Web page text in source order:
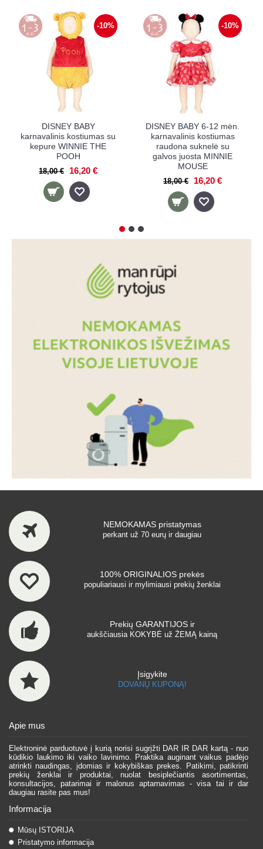
-10%
DISNEY BABY
karnavalinis kostiumas su
kepure WINNIE THE
POOH
18,00 € 16,20 €
-10%
DISNEY BABY 6-12 mėn.
karnavalinis kostiumas
raudona suknelė su
galvos juosta MINNIE
MOUSE
18,00 € 16,20 €
NEMOKAMAS pristatymas
perkant už 70 eurų ir daugiau
100% ORIGINALIOS prekės
populiariausi ir mylimiausi prekių ženklai
Prekių GARANTIJOS ir
aukščiausia KOKYBĖ už ŽEMĄ kainą
Įsigykite
DOVANŲ KUPONĄ!
Apie mus
Elektroninė parduotuvė į kurią norisi sugrįžti DAR IR DAR kartą - nuo
kūdikio laukimo iki vaiko lavinimo. Praktika auginant vaikus padėjo
atrinkti naudingas, įdomias ir kokybiškas prekes. Patikimi, patikrinti
prekių ženklai ir produktai, nuolat besiplečiantis asortimentas,
konsultacijos, patarimai ir malonus aptarnavimas - visa tai ir dar
daugiau rasite pas mus!
Informacija
Mūsų ISTORIJA
Pristatymo informacija